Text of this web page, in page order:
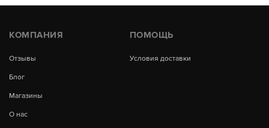
КОМПАНИЯ
Отзывы
Блог
Магазины
О нас
ПОМОЩЬ
Условия доставки